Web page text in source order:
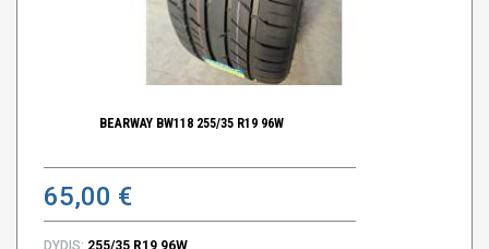
BEARWAY BW118 255/35 R19 96W
65,00 €
DYDIS: 255/35 R19 96W